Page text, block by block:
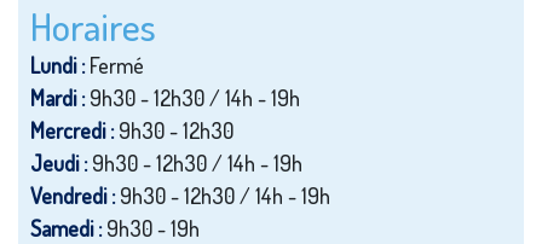
Horaires
Lundi :Fermé
Mardi :9h30 - 12h30 / 14h - 19h
Mercredi :9h30 - 12h30
Jeudi :9h30 - 12h30 / 14h - 19h
Vendredi :9h30 - 12h30 / 14h - 19h
Samedi :9h30 - 19h